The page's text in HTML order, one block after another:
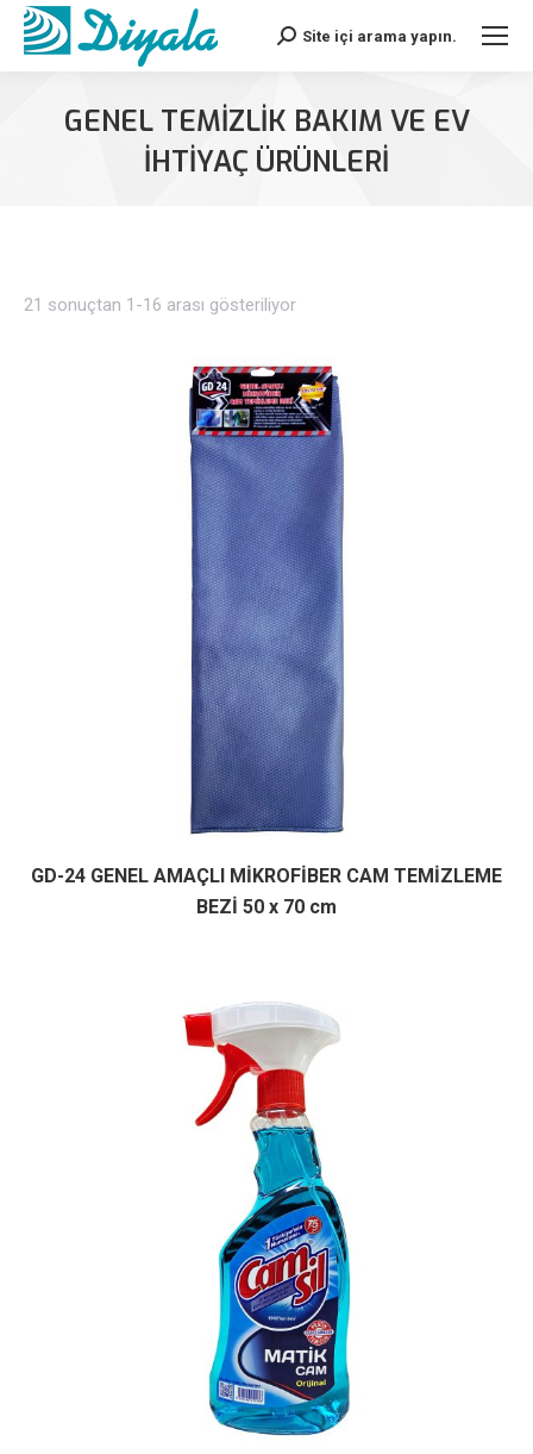
Search:Site içi arama yapın.
GENEL TEMIZLIK BAKIM VE EV
İHTIYAÇ ÜRÜNLERI
21 sonuçtan 1-16 arası gösteriliyor
GD-24 GENEL AMAÇLI MİKROFİBER CAM TEMİZLEME
BEZİ 50 x 70 cm